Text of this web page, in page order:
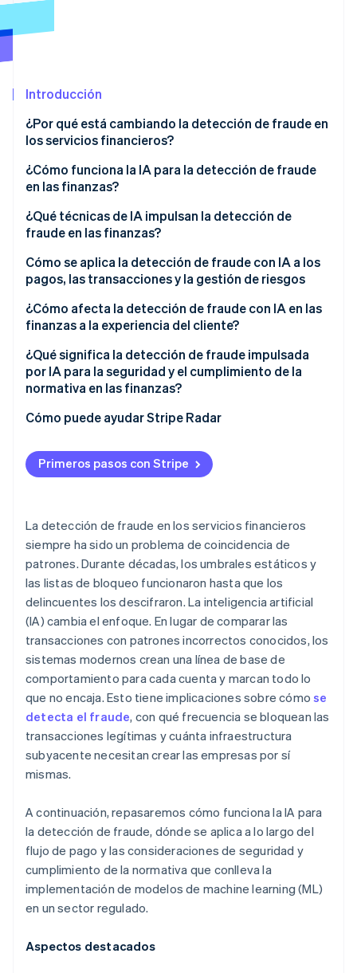
Descubre cómo Stripe construye la infraestructura
Mirar ahora
Introducción
¿Por qué está cambiando la detección de fraude en
los servicios financieros?
¿Cómo funciona la IA para la detección de fraude
en las finanzas?
Modelado de comportamiento
Visibilidad a nivel de red
Decisiones en tiempo real
¿Qué técnicas de IA impulsan la detección de
fraude en las finanzas?
Aprendizaje supervisado
Aprendizaje no supervisado
Análisis de gráficos
Biometría del comportamiento
Modelos de lenguaje grande
Cómo se aplica la detección de fraude con IA a los
pagos, las transacciones y la gestión de riesgos
Autorización de transacciones en tiempo real
Monitoreo posterior a la transacción
Onboarding y verificación de identidad
Gestión de riesgos de la cartera
¿Cómo afecta la detección de fraude con IA en las
finanzas a la experiencia del cliente?
¿Qué significa la detección de fraude impulsada
por IA para la seguridad y el cumplimiento de la
normativa en las finanzas?
Explicabilidad
Riesgo de sesgo
Presión adversaria
Cómo puede ayudar Stripe Radar
Primeros pasos con Stripe
La detección de fraude en los servicios financieros
siempre ha sido un problema de coincidencia de
patrones. Durante décadas, los umbrales estáticos y
las listas de bloqueo funcionaron hasta que los
delincuentes los descifraron. La inteligencia artificial
(IA) cambia el enfoque. En lugar de comparar las
transacciones con patrones incorrectos conocidos, los
sistemas modernos crean una línea de base de
comportamiento para cada cuenta y marcan todo lo
que no encaja. Esto tiene implicaciones sobre cómose
detecta el fraude, con qué frecuencia se bloquean las
transacciones legítimas y cuánta infraestructura
subyacente necesitan crear las empresas por sí
mismas.
A continuación, repasaremos cómo funciona la IA para
la detección de fraude, dónde se aplica a lo largo del
flujo de pago y las consideraciones de seguridad y
cumplimiento de la normativa que conlleva la
implementación de modelos de machine learning (ML)
en un sector regulado.
Aspectos destacados